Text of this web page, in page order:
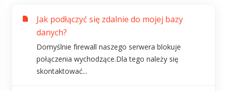
Jak podłączyć się zdalnie do mojej bazy
danych?
Domyślnie firewall naszego serwera blokuje
połączenia wychodzące.Dla tego należy się
skontaktować...